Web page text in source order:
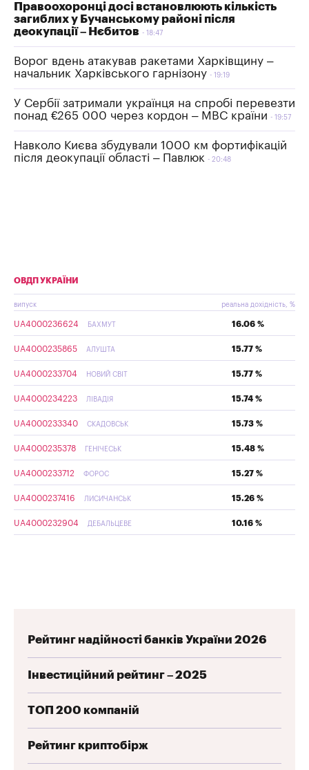
Правоохоронці досі встановлюють кількість
загиблих у Бучанському районі після
деокупації – Нєбитов
18:47
Ворог вдень атакував ракетами Харківщину –
начальник Харківського гарнізону
19:19
У Сербії затримали українця на спробі перевезти
понад €265 000 через кордон – МВС країни
19:57
Навколо Києва збудували 1000 км фортифікацій
після деокупації області – Павлюк
20:48
ОВДП УКРАЇНИ
випуск реальна дохідність, %
UA4000236624 БАХМУТ 16.06 %
UA4000235865 АЛУШТА 15.77 %
UA4000233704 НОВИЙ СВІТ 15.77 %
UA4000234223 ЛІВАДІЯ 15.74 %
UA4000233340 СКАДОВСЬК 15.73 %
UA4000235378 ГЕНІЧЕСЬК 15.48 %
UA4000233712 ФОРОС 15.27 %
UA4000237416 ЛИСИЧАНСЬК 15.26 %
UA4000232904 ДЕБАЛЬЦЕВЕ 10.16 %
Рейтинг надійності банків України 2026
Інвестиційний рейтинг – 2025
ТОП 200 компаній
Рейтинг криптобірж